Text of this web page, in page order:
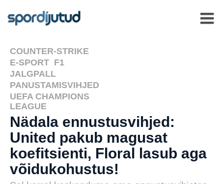
COUNTER-STRIKE
E-SPORT ,F1
JALGPALL
PANUSTAMISVIHJED
UEFA CHAMPIONS
LEAGUE
Nädala ennustusvihjed:
United pakub magusat
koefitsienti, Floral lasub aga
võidukohustus!